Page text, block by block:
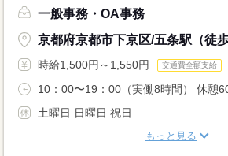
一般事務・OA事務
京都府京都市下京区/五条駅（徒歩
時給1,500円～1,550円 交通費全額支給
10：00〜19：00（実働8時間） 休憩
土曜日 日曜日 祝日
もっと見る